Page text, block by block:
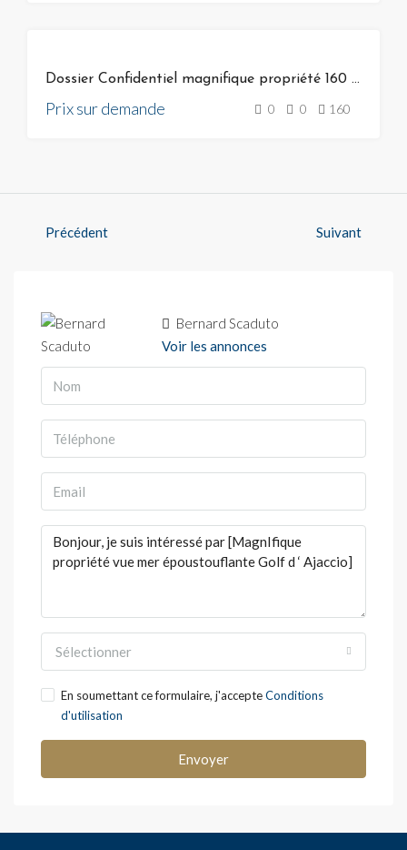
Dossier Confidentiel magnifique propriété 160 m² vue mer proche golf de spérone bonifacio 20169
Prix sur demande 0 0 160
Précédent Suivant
Bernard Scaduto
Voir les annonces
Sélectionner
En soumettant ce formulaire, j'accepteConditions
d'utilisation
Envoyer